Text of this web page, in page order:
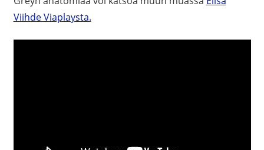
Viihde Viaplaysta.